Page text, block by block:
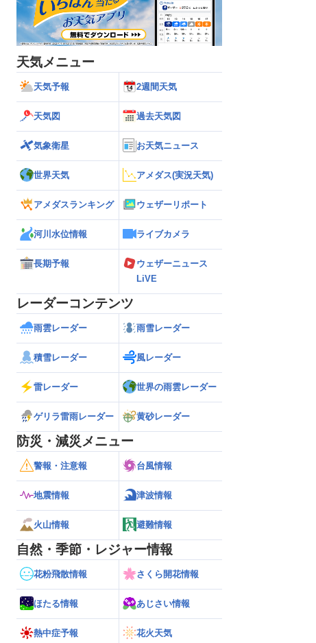
天気メニュー
天気予報 2週間天気
天気図 過去天気図
気象衛星 お天気ニュース
世界天気 アメダス(実況天気)
アメダスランキング ウェザーリポート
河川水位情報 ライブカメラ
長期予報
ウェザーニュース
LiVE
レーダーコンテンツ
雨雲レーダー 雨雪レーダー
積雪レーダー 風レーダー
雷レーダー 世界の雨雲レーダー
ゲリラ雷雨レーダー 黄砂レーダー
防災・減災メニュー
警報・注意報 台風情報
地震情報 津波情報
火山情報 避難情報
自然・季節・レジャー情報
花粉飛散情報 さくら開花情報
ほたる情報 あじさい情報
熱中症予報 花火天気